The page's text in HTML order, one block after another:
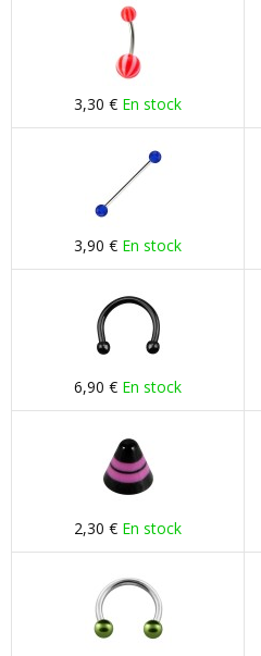
3,30 € En stock
3,90 € En stock
6,90 € En stock
2,30 € En stock